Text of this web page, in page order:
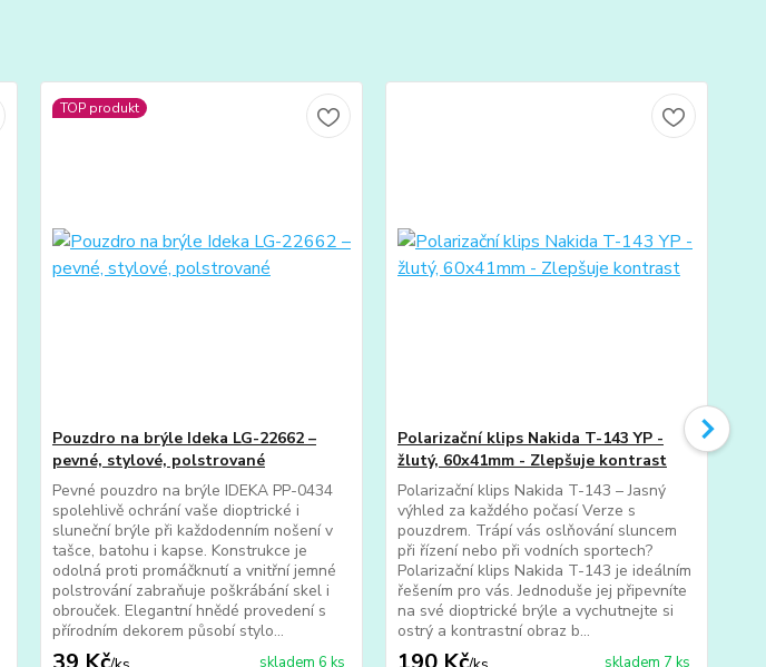
TOP produkt
Pouzdro na brýle Ideka LG-22662 –
pevné, stylové, polstrované
Pevné pouzdro na brýle IDEKA PP-0434
spolehlivě ochrání vaše dioptrické i
sluneční brýle při každodenním nošení v
tašce, batohu i kapse. Konstrukce je
odolná proti promáčknutí a vnitřní jemné
polstrování zabraňuje poškrábání skel i
obrouček. Elegantní hnědé provedení s
přírodním dekorem působí stylo...
skladem 6 ks
Polarizační klips Nakida T-143 YP -
žlutý, 60x41mm - Zlepšuje kontrast
Polarizační klips Nakida T-143 – Jasný
výhled za každého počasí Verze s
pouzdrem. Trápí vás oslňování sluncem
při řízení nebo při vodních sportech?
Polarizační klips Nakida T-143 je ideálním
řešením pro vás. Jednoduše jej připevníte
na své dioptrické brýle a vychutnejte si
ostrý a kontrastní obraz b...
skladem 7 ks